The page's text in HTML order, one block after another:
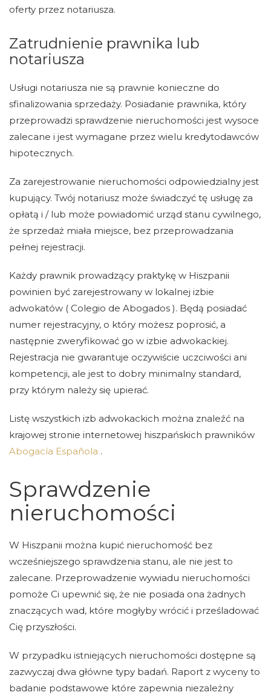
oferty przez notariusza.
Zatrudnienie prawnika lub
notariusza
Usługi notariusza nie są prawnie konieczne do
sfinalizowania sprzedaży. Posiadanie prawnika, który
przeprowadzi sprawdzenie nieruchomości jest wysoce
zalecane i jest wymagane przez wielu kredytodawców
hipotecznych.
Za zarejestrowanie nieruchomości odpowiedzialny jest
kupujący. Twój notariusz może świadczyć tę usługę za
opłatą i / lub może powiadomić urząd stanu cywilnego,
że sprzedaż miała miejsce, bez przeprowadzania
pełnej rejestracji.
Każdy prawnik prowadzący praktykę w Hiszpanii
powinien być zarejestrowany w lokalnej izbie
adwokatów ( Colegio de Abogados ). Będą posiadać
numer rejestracyjny, o który możesz poprosić, a
następnie zweryfikować go w izbie adwokackiej.
Rejestracja nie gwarantuje oczywiście uczciwości ani
kompetencji, ale jest to dobry minimalny standard,
przy którym należy się upierać.
Listę wszystkich izb adwokackich można znaleźć na
krajowej stronie internetowej hiszpańskich prawników
Abogacía Española .
Sprawdzenie
nieruchomości
W Hiszpanii można kupić nieruchomość bez
wcześniejszego sprawdzenia stanu, ale nie jest to
zalecane. Przeprowadzenie wywiadu nieruchomości
pomoże Ci upewnić się, że nie posiada ona żadnych
znaczących wad, które mogłyby wrócić i prześladować
Cię przyszłości.
W przypadku istniejących nieruchomości dostępne są
zazwyczaj dwa główne typy badań. Raport z wyceny to
badanie podstawowe które zapewnia niezależny